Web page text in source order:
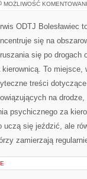
MOŻLIWOŚĆ
ODTJ Bolesławiec
się na
się po drogach
kierownicą. To
treści
na
psychicznego za
się jeździć, ale
zamierzają